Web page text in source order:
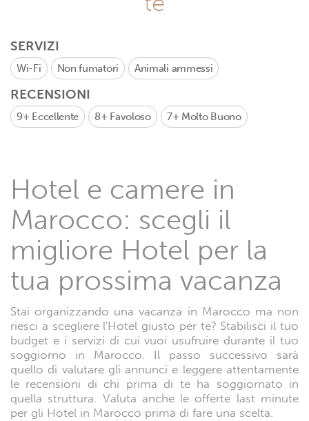
SERVIZI
Wi-Fi Non fumatori Animali ammessi
RECENSIONI
9+ Eccellente 8+ Favoloso 7+ Molto Buono
Hotel e camere in
Marocco: scegli il
migliore Hotel per la
tua prossima vacanza
Stai organizzando una vacanza in Marocco ma non
riesci a scegliere l'Hotel giusto per te? Stabilisci il tuo
budget e i servizi di cui vuoi usufruire durante il tuo
soggiorno in Marocco. Il passo successivo sarà
quello di valutare gli annunci e leggere attentamente
le recensioni di chi prima di te ha soggiornato in
quella struttura. Valuta anche le offerte last minute
per gli Hotel in Marocco prima di fare una scelta.